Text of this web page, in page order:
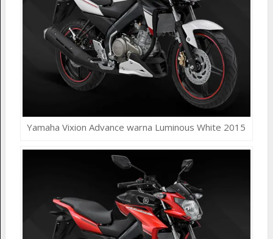
Yamaha Vixion Advance warna Luminous White 2015